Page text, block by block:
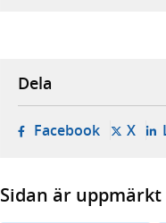
Dela
Facebook- öppnas
X-
Sidan är